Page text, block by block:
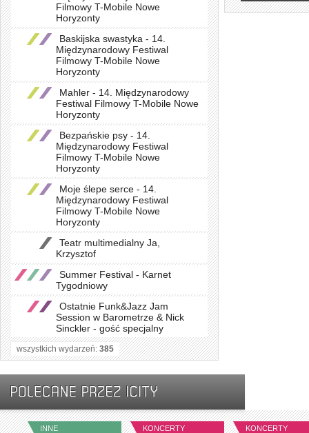
Filmowy T-Mobile Nowe
Horyzonty
Baskijska swastyka - 14.
Międzynarodowy Festiwal
Filmowy T-Mobile Nowe
Horyzonty
Mahler - 14. Międzynarodowy
Festiwal Filmowy T-Mobile Nowe
Horyzonty
Bezpańskie psy - 14.
Międzynarodowy Festiwal
Filmowy T-Mobile Nowe
Horyzonty
Moje ślepe serce - 14.
Międzynarodowy Festiwal
Filmowy T-Mobile Nowe
Horyzonty
Teatr multimedialny Ja,
Krzysztof
Summer Festival - Karnet
Tygodniowy
Ostatnie Funk&Jazz Jam
Session w Barometrze & Nick
Sinckler - gość specjalny
wszystkich wydarzeń: 385
INNE KONCERTY KONCERTY